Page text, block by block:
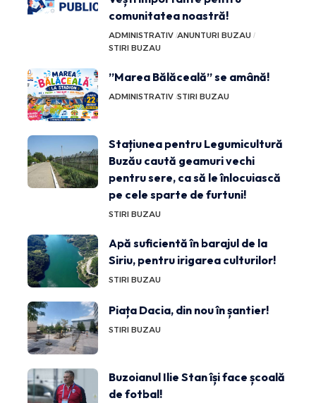
comunitatea noastră!
ADMINISTRATIV ANUNTURI BUZAU
STIRI BUZAU
”Marea Bălăceală” se amână!
ADMINISTRATIV STIRI BUZAU
Stațiunea pentru Legumicultură
Buzău caută geamuri vechi
pentru sere, ca să le înlocuiască
pe cele sparte de furtuni!
STIRI BUZAU
Apă suficientă în barajul de la
Siriu, pentru irigarea culturilor!
STIRI BUZAU
Piața Dacia, din nou în șantier!
STIRI BUZAU
Buzoianul Ilie Stan își face școală
de fotbal!